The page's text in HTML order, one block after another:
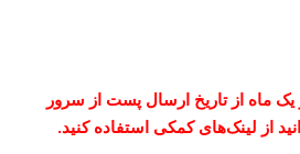
ماه از تاریخ ارسال پست از سرور
از لینک‌های کمکی استفاده کنید.